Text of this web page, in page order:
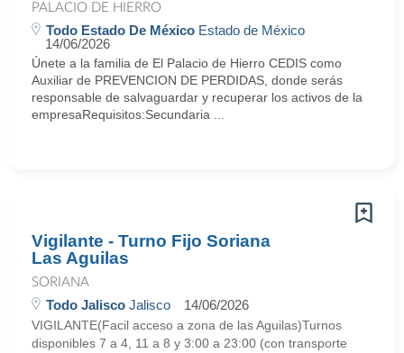
PALACIO DE HIERRO
Todo Estado De México Estado de México
14/06/2026
Únete a la familia de El Palacio de Hierro CEDIS como
Auxiliar de PREVENCION DE PERDIDAS, donde serás
responsable de salvaguardar y recuperar los activos de la
empresaRequisitos:Secundaria ...
Vigilante - Turno Fijo Soriana
Las Aguilas
SORIANA
Todo Jalisco Jalisco 14/06/2026
VIGILANTE(Facil acceso a zona de las Aguilas)Turnos
disponibles 7 a 4, 11 a 8 y 3:00 a 23:00 (con transporte